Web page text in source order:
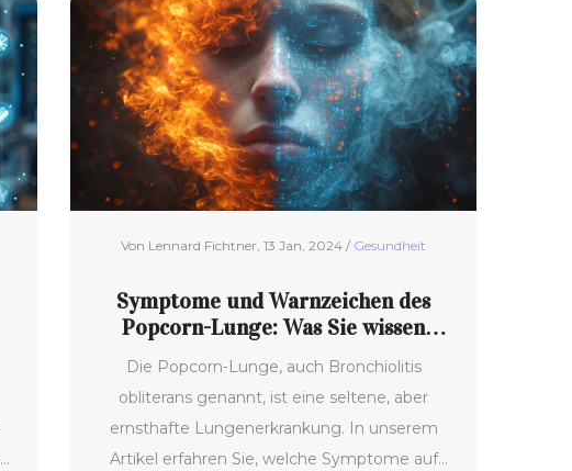
Von Lennard Fichtner, 13 Jan, 2024 / Gesundheit
Symptome und Warnzeichen des
Popcorn-Lunge: Was Sie wissen
Die Popcorn-Lunge, auch Bronchiolitis
obliterans genannt, ist eine seltene, aber
ernsthafte Lungenerkrankung. In unserem
Artikel erfahren Sie, welche Symptome auf